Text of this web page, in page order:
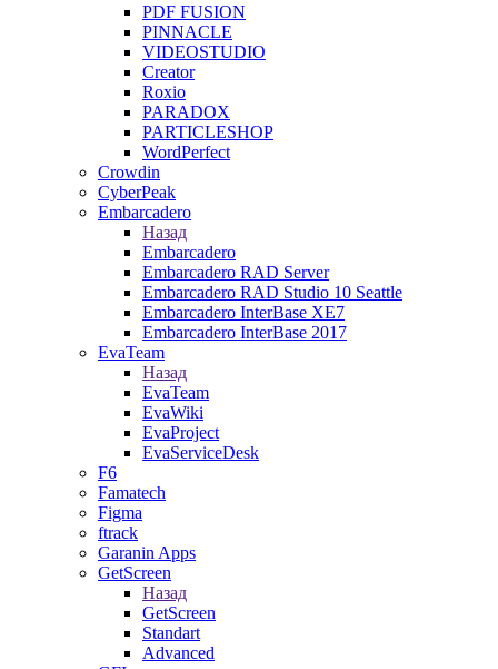
PDF FUSION
PINNACLE
VIDEOSTUDIO
Creator
Roxio
PARADOX
PARTICLESHOP
WordPerfect
Crowdin
CyberPeak
Embarcadero
Назад
Embarcadero
Embarcadero RAD Server
Embarcadero RAD Studio 10 Seattle
Embarcadero InterBase XE7
Embarcadero InterBase 2017
EvaTeam
Назад
EvaTeam
EvaWiki
EvaProject
EvaServiceDesk
F6
Famatech
Figma
ftrack
Garanin Apps
GetScreen
Назад
GetScreen
Standart
Advanced